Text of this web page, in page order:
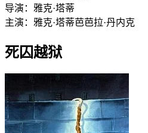
导演： 雅克·塔蒂
主演： 雅克·塔蒂芭芭拉·丹内克
死囚越狱